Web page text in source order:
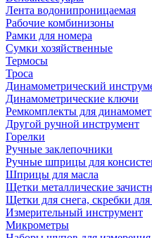
Лента водонипроницаемая
Рабочие комбинизоны
Рамки для номера
Сумки хозяйственные
Термосы
Троса
Динамометрический
Динамометрические ключи
Ремкомплекты для
Другой ручной инструмент
Горелки
Ручные заклепочники
Ручные шприцы для
Шприцы для масла
Щетки металлические
Щетки для снега, скребки
Измерительный инструмент
Микрометры